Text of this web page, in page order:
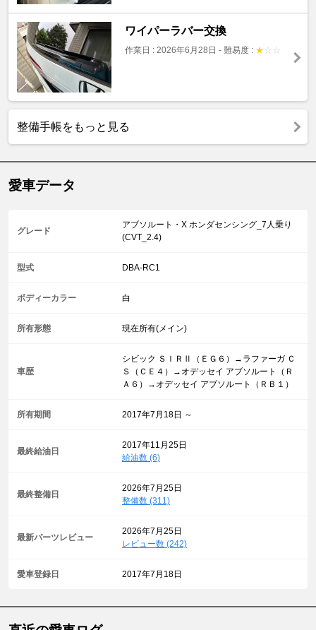
ワイパーラバー交換
作業日 : 2026年6月28日 - 難易度 : ★ ☆ ☆
整備手帳をもっと見る
愛車データ
グレード
アブソルート・X ホンダセンシング_7人乗り
(CVT_2.4)
型式 DBA-RC1
ボディーカラー 白
所有形態 現在所有(メイン)
車歴
シビック ＳＩＲⅡ（ＥＧ６）→ラファーガ Ｃ
Ｓ（ＣＥ４）→オデッセイ アブソルート（Ｒ
Ａ６）→オデッセイ アブソルート（ＲＢ１）
所有期間 2017年7月18日 ～
最終給油日
2017年11月25日
給油数 (6)
最終整備日
2026年7月25日
整備数 (311)
最新パーツレビュー
2026年7月25日
レビュー数 (242)
愛車登録日 2017年7月18日